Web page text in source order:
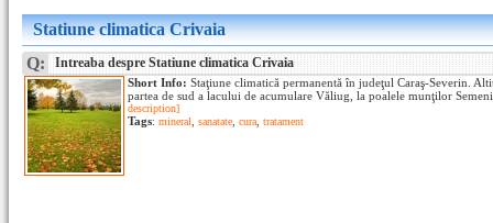
Statiune climatica Crivaia
Q: Intreaba despre Statiune climatica Crivaia
Short Info: Staţiune climatică permanentă în judeţul Caraş-Severin.
partea de sud a lacului de acumulare Văliug, la poalele munţilor
description]
Tags: mineral sanatate cura tratament